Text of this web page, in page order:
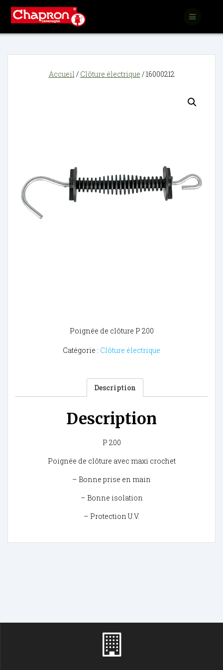
Accueil / Clôture électrique / 16000212
Poignée de clôture P 200
Catégorie : Clôture électrique
Description
Description
P 200
Poignée de clôture avec maxi crochet
– Bonne prise en main
– Bonne isolation
– Protection U.V.